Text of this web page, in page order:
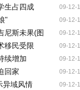
09-12-
生占四成
09-12-
"
09-12-
尼斯未果(图
09-12-
移民受限
09-12-
续增加
09-12-
回家
09-12-
异域风情